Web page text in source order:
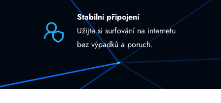
Stabilní připojení
Užijte si surfování na internetu
bez výpadků a poruch.